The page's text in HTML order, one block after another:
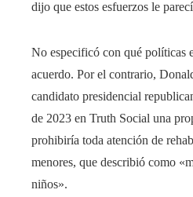
dijo que estos esfuerzos le
No especificó con qué políticas
acuerdo. Por el contrario,
candidato presidencial
de 2023 en Truth Social una
prohibiría toda atención de
menores, que describió como
niños».